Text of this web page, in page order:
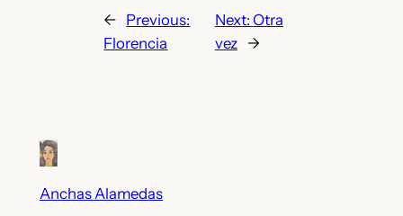
← Previous:
Florencia
Next: Otra
vez
→
Anchas Alamedas